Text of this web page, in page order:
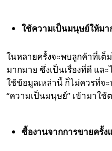
ใช้ความเป็นมนุษย์ให้ม
ในหลายครั้งจะพบลูกค้าที่เต็
มากมาย ซึ่งเป็นเรื่องที่ดี แล
ใช้ข้อมูลเหล่านี้ ก็ไม่ควรที่จะ
“ความเป็นมนุษย์” เข้ามาใช้
ซื้องานจากการขายครั้ง